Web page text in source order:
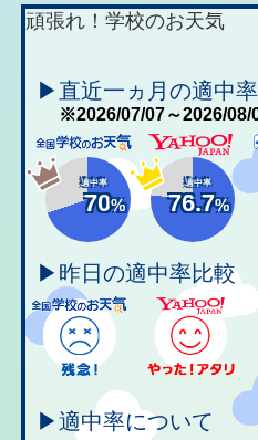
頑張れ！学校のお天気
▶直近一ヵ月の適中
※2026/07/07～2026/08/
適中率
70%
適中率
76.7%
▶昨日の適中率比較
▶適中率について